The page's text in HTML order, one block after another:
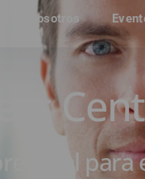
Nosotros